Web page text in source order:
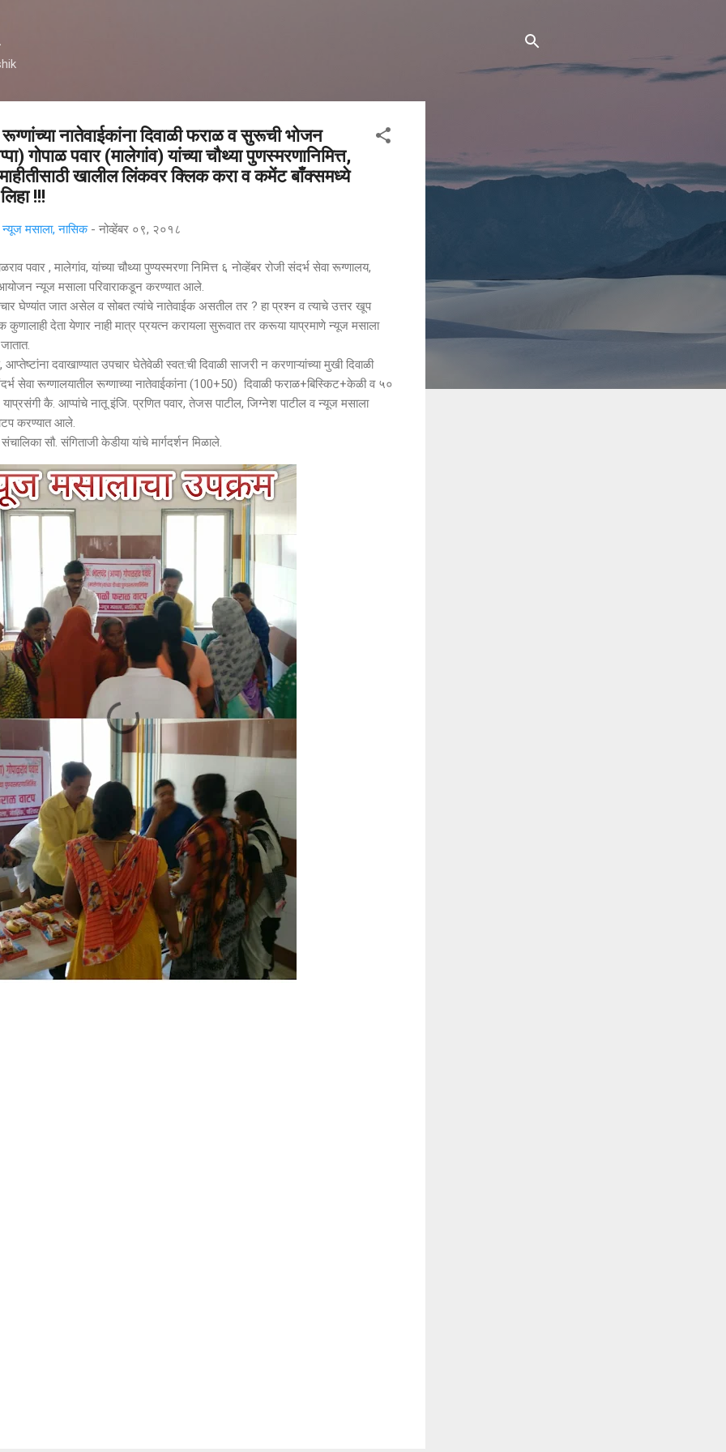
रूग्णांच्या नातेवाईकांना दिवाळी फराळ व सुरूची भोजन
गोपाळ पवार (मालेगांव) यांच्या चौथ्या पुणस्मरणानिमित्त,
खालील लिंकवर क्लिक करा व कमेंट बाँक्समध्ये
!!!
मसाला, नासिक - नोव्हेंबर ०९, २०१८
पवार , मालेगांव, यांच्या चौथ्या पुण्यस्मरणा निमित्त ६ नोव्हेंबर रोजी संदर्भ सेवा रूग्णालय,
न्यूज मसाला परिवाराकडून करण्यात आले.
घेण्यांत जात असेल व सोबत त्यांचे नातेवाईक असतील तर ? हा प्रश्न व त्याचे उत्तर खूप
देता येणार नाही मात्र प्रयत्न करायला सुरूवात तर करूया याप्रमाणे न्यूज मसाला
दवाखाण्यात उपचार घेतेवेळी स्वत:ची दिवाळी साजरी न करणाऱ्यांच्या मुखी दिवाळी
सेवा रूग्णालयातील रूग्णाच्या नातेवाईकांना (100+50) दिवाळी फराळ+बिस्किट+केळी व ५०
कै. आप्पांचे नातू इंजि. प्रणित पवार, तेजस पाटील, जिग्नेश पाटील व न्यूज मसाला
करण्यात आले.
सौ. संगिताजी केडीया यांचे मार्गदर्शन मिळाले.